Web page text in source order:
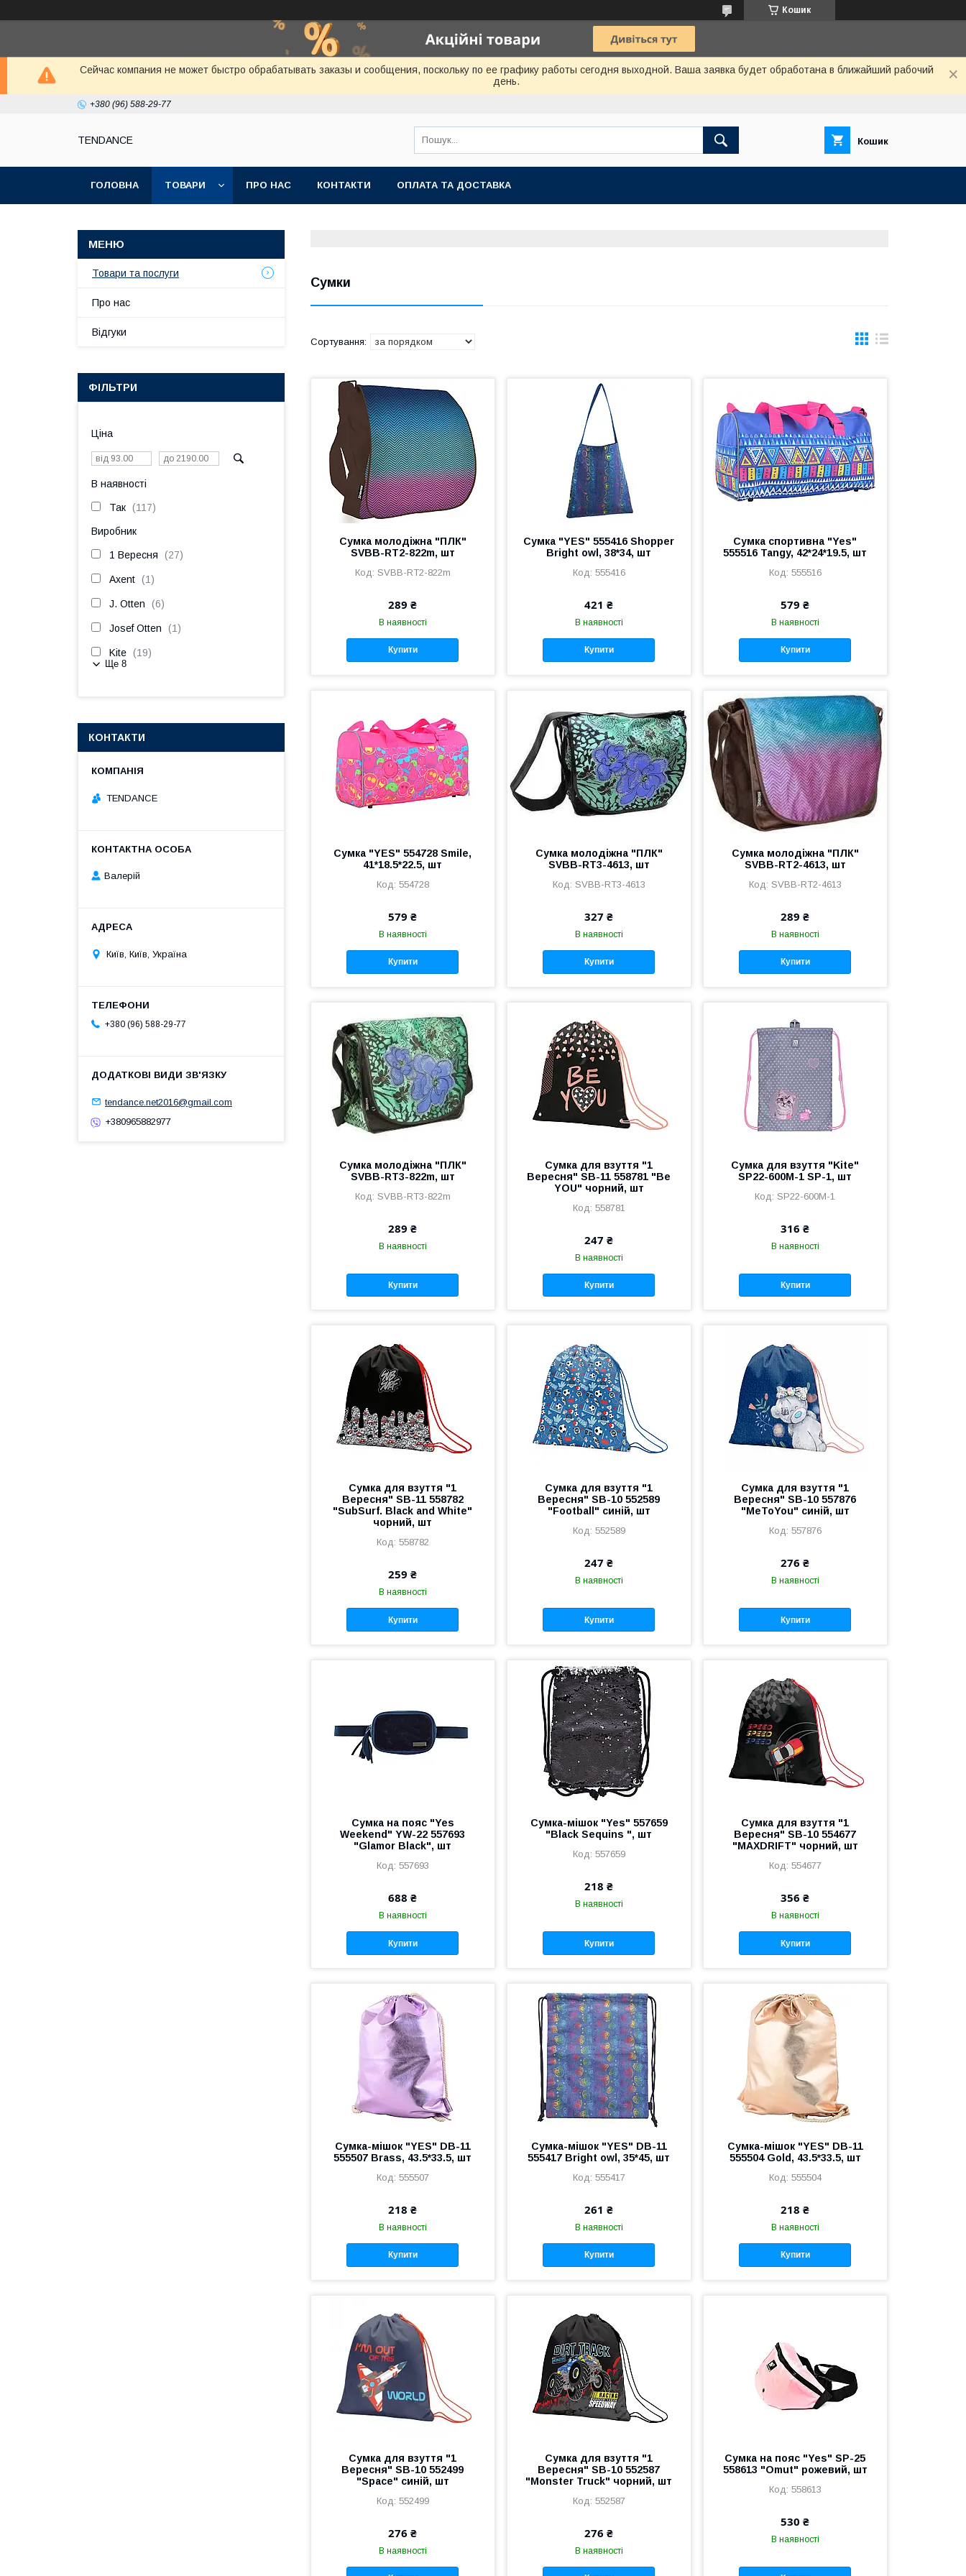
Кошик
Сейчас компания не может быстро обрабатывать заказы и сообщения, поскольку по ее графику работы сегодня выходной. Ваша заявка будет обработана в ближайший рабочий
день.
+380 (96) 588-29-77
TENDANCE Кошик
ГОЛОВНА ТОВАРИ ПРО НАС КОНТАКТИ ОПЛАТА ТА ДОСТАВКА
Сумки
Сумка молодіжна "ПЛК"
SVBB-RT2-822m, шт
SVBB-RT2-822m
289 ₴
В наявності
Купити
Сумка "YES" 555416 Shopper
Bright owl, 38*34, шт
555416
421 ₴
В наявності
Купити
Сумка спортивна "Yes"
555516 Tangy, 42*24*19.5, шт
555516
579 ₴
В наявності
Купити
Сумка "YES" 554728 Smile,
41*18.5*22.5, шт
554728
579 ₴
В наявності
Купити
Сумка молодіжна "ПЛК"
SVBB-RT3-4613, шт
SVBB-RT3-4613
327 ₴
В наявності
Купити
Сумка молодіжна "ПЛК"
SVBB-RT2-4613, шт
SVBB-RT2-4613
289 ₴
В наявності
Купити
Сумка молодіжна "ПЛК"
SVBB-RT3-822m, шт
SVBB-RT3-822m
289 ₴
В наявності
Купити
Сумка для взуття "1
Вересня" SB-11 558781 "Be
YOU" чорний, шт
558781
247 ₴
В наявності
Купити
Сумка для взуття "Kite"
SP22-600M-1 SP-1, шт
SP22-600M-1
316 ₴
В наявності
Купити
Сумка для взуття "1
Вересня" SB-11 558782
"SubSurf. Black and White"
чорний, шт
558782
259 ₴
В наявності
Купити
Сумка для взуття "1
Вересня" SB-10 552589
"Football" синій, шт
552589
247 ₴
В наявності
Купити
Сумка для взуття "1
Вересня" SB-10 557876
"MeToYou" синій, шт
557876
276 ₴
В наявності
Купити
Сумка на пояс "Yes
Weekend" YW-22 557693
"Glamor Black", шт
557693
688 ₴
В наявності
Купити
Сумка-мішок "Yes" 557659
"Black Sequins ", шт
557659
218 ₴
В наявності
Купити
Сумка для взуття "1
Вересня" SB-10 554677
"MAXDRIFT" чорний, шт
554677
356 ₴
В наявності
Купити
Сумка-мішок "YES" DB-11
555507 Brass, 43.5*33.5, шт
555507
218 ₴
В наявності
Купити
Сумка-мішок "YES" DB-11
555417 Bright owl, 35*45, шт
555417
261 ₴
В наявності
Купити
Сумка-мішок "YES" DB-11
555504 Gold, 43.5*33.5, шт
555504
218 ₴
В наявності
Купити
Сумка для взуття "1
Вересня" SB-10 552499
"Space" синій, шт
552499
276 ₴
В наявності
Сумка для взуття "1
Вересня" SB-10 552587
"Monster Truck" чорний, шт
552587
276 ₴
В наявності
Сумка на пояс "Yes" SP-25
558613 "Omut" рожевий, шт
558613
530 ₴
В наявності
Товари та послуги
Про нас
Відгуки
ФІЛЬТРИ
Ціна
В наявності
Так 117
Виробник
1 Вересня 27
Axent 1
J. Otten 6
Josef Otten 1
Kite 19
Ще 8
КОНТАКТИ
TENDANCE
Валерій
Київ, Київ, Україна
+380 (96) 588-29-77
tendance.net2016@gmail.com
+380965882977